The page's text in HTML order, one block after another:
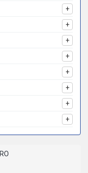
+
+
+
+
+
+
+
+